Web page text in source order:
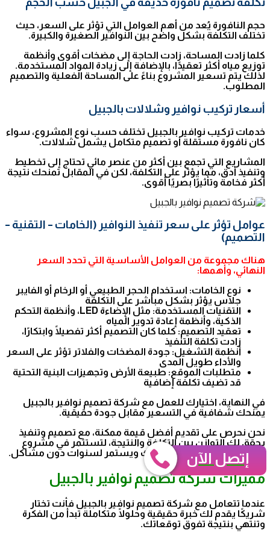
حجم النافورة يُعد من أهم العوامل التي تؤثر على السعر، حيث
تختلف التكلفة بشكل واضح بين النوافير الصغيرة والكبيرة.
كلما زادت المساحة، زادت الحاجة إلى مضخات أقوى وأنظمة
توزيع مياه أكثر تعقيدًا، بالإضافة إلى زيادة المواد المستخدمة.
لذلك يتم تسعير المشروع بناءً على المساحة الفعلية والتصميم
المطلوب.
أسعار تركيب نوافير وشلالات بالجبيل
خدمات تركيب نوافير بالجبيل تختلف حسب نوع المشروع، سواء
كان نافورة مستقلة أو تصميم متكامل يشمل شلالات.
المشاريع التي تجمع بين أكثر من عنصر مائي تحتاج إلى تخطيط
وتنفيذ أدق، مما يؤثر على التكلفة، لكن في المقابل تمنحك نتيجة
أكثر فخامة وتأثيرًا بصريًا أقوى.
عوامل تؤثر على سعر تنفيذ النوافير (الخامات – التقنية –
التصميم)
هناك مجموعة من العوامل الأساسية التي تحدد السعر
النهائي، وأهمها:
نوع الخامات: استخدام الحجر الطبيعي أو الرخام أو الفايبر
جلاس يؤثر بشكل مباشر على التكلفة
التقنيات المستخدمة: مثل الإضاءة LED، وأنظمة التحكم
الذكية، وأنظمة إعادة تدوير المياه
تعقيد التصميم: كلما كان التصميم أكثر تفصيلًا وابتكارًا،
زادت تكلفة التنفيذ
أنظمة التشغيل: جودة المضخات والفلاتر تؤثر على السعر
والأداء طويل المدى
متطلبات الموقع: طبيعة الأرض وتجهيزات البنية التحتية
قد تضيف تكلفة إضافية
في النهاية، اختيارك للعمل مع شركة تصميم نوافير بالجبيل
يمنحك شفافية في التسعير مقابل جودة حقيقية.
نحن نحرص على تقديم أفضل قيمة ممكنة، مع تصميم وتنفيذ
يحقق لك التوازن بين التكلفة والنتيجة، لتستثمر في مشروع
يضيف لمسة فريدة لمساحتك ويستمر لسنوات دون مشاكل.
مميزات شركة تصميم نوافير بالجبيل
عندما تتعامل مع شركة تصميم نوافير بالجبيل فأنت تختار
شريكًا يقدم لك خبرة حقيقية وحلولًا متكاملة تبدأ من الفكرة
وتنتهي بنتيجة تفوق توقعاتك.
إتصل الآن